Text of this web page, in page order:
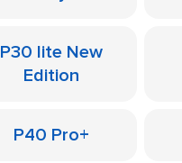
P30 lite New
Edition
P40 Pro+